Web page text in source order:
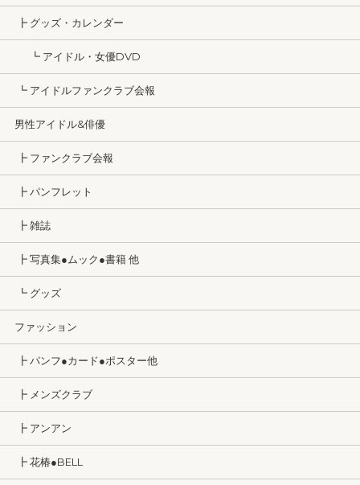
┣ グッズ・カレンダー
┗ アイドル・女優DVD
┗ アイドルファンクラブ会報
男性アイドル&俳優
┣ ファンクラブ会報
┣ パンフレット
┣ 雑誌
┣ 写真集●ムック●書籍 他
┗ グッズ
ファッション
┣ パンフ●カード●ポスター他
┣ メンズクラブ
┣ アンアン
┣ 花椿●BELL